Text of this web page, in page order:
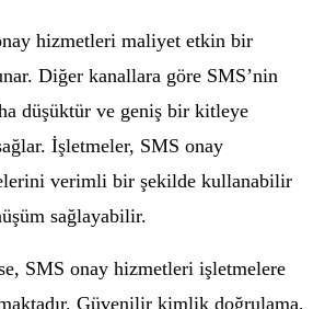
hizmetleri maliyet etkin bir
Diğer kanallara göre SMS’nin
düşüktür ve geniş bir kitleye
İşletmeler, SMS onay
verimli bir şekilde kullanabilir
sağlayabilir.
SMS onay hizmetleri işletmelere
Güvenilir kimlik doğrulama,